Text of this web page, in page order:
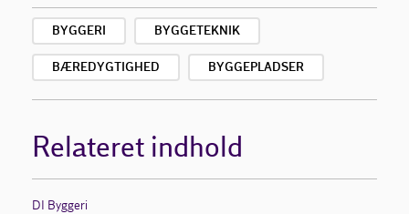
BYGGERI BYGGETEKNIK
BÆREDYGTIGHED BYGGEPLADSER
Relateret indhold
DI Byggeri